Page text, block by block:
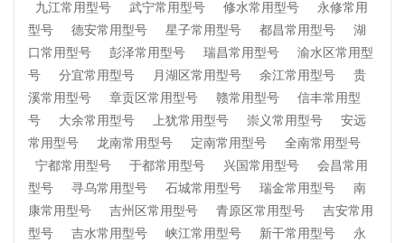
九江常用型号
武宁常用型号 修水常用型号
永修常用
型号
德安常用型号 星子常用型号 都昌常用型号
湖
口常用型号
彭泽常用型号 瑞昌常用型号
渝水区常用型
号
分宜常用型号 月湖区常用型号 余江常用型号
贵
溪常用型号
章贡区常用型号 赣常用型号
信丰常用型
号
大余常用型号 上犹常用型号 崇义常用型号
安远
常用型号
龙南常用型号 定南常用型号
全南常用型号
宁都常用型号
于都常用型号 兴国常用型号
会昌常用
型号
寻乌常用型号 石城常用型号 瑞金常用型号
南
康常用型号
吉州区常用型号 青原区常用型号
吉安常用
型号
吉水常用型号 峡江常用型号 新干常用型号
永